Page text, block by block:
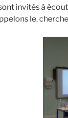
invités à
le,